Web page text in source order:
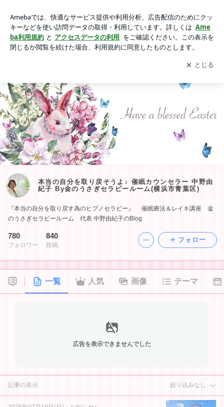
金のうさぎセラピールーム(横浜市青葉区)
アプリをダウンロードして ブログの更新通知
を受け取りまし
ょう。
開く
本当の自分を取り戻そうよ♪ 催眠カウンセラー 中野由
紀子 By金のうさぎセラピールーム(横浜市青葉区)
『本当の自分を取り戻す為のヒプノセラピー』 催眠療法＆レイキ講座 金
のうさぎセラピールーム 代表 中野由紀子のBlog
780
フォロワー
840
投稿
フォロー
一覧 人気 画像 テーマ
広告を表示できませんでした
記事の表示 絞り込みなし